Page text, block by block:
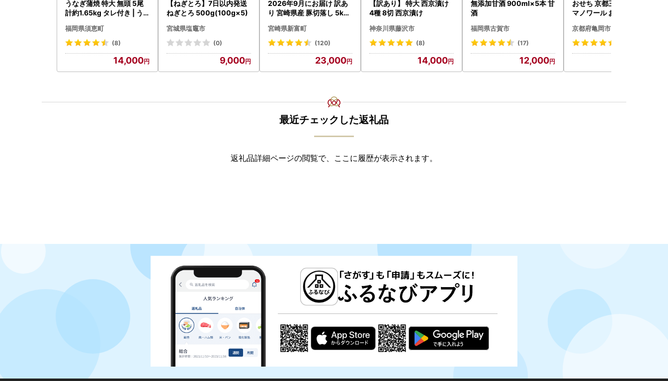
うなぎ蒲焼 特大 無頭 5尾
計約1.65kg タレ付き | う
福岡県須恵町
(8)
14,000
【ねぎとろ】7日以内発送
ねぎとろ 500g(100g×5)
宮城県塩竈市
(0)
9,000
2026年9月にお届け 訳あ
り 宮崎県産 豚切落し 5kg
宮崎県新富町
(120)
23,000
【訳あり】 特大 西京漬け
4種 8切 西京漬け
神奈川県藤沢市
(8)
14,000
無添加甘酒 900ml×5本 甘
酒
福岡県古賀市
(17)
12,000
おせち 京都三千院の里＆
マノワール おせち
京都府亀岡市
最近チェックした返礼品
返礼品詳細ページの閲覧で、ここに履歴が表示されます。